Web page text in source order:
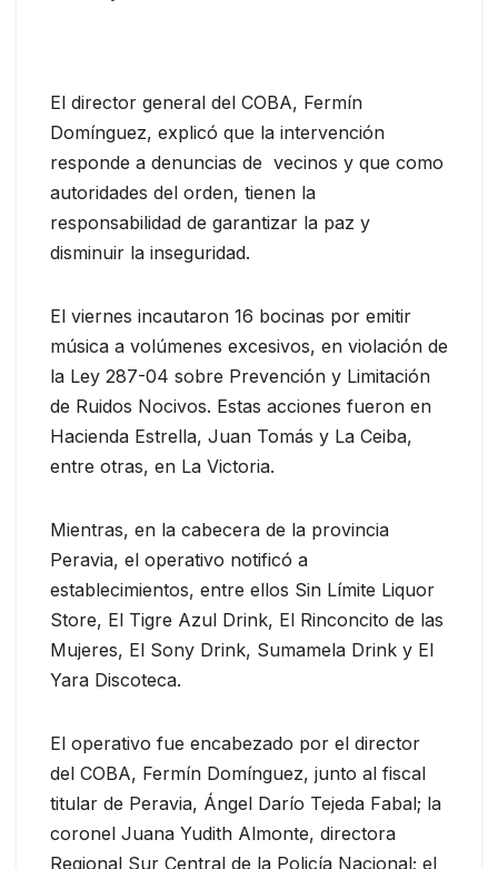
El director general del COBA, Fermín
Domínguez, explicó que la intervención
responde a denuncias de vecinos y que como
autoridades del orden, tienen la
responsabilidad de garantizar la paz y
disminuir la inseguridad.
El viernes incautaron 16 bocinas por emitir
música a volúmenes excesivos, en violación de
la Ley 287-04 sobre Prevención y Limitación
de Ruidos Nocivos. Estas acciones fueron en
Hacienda Estrella, Juan Tomás y La Ceiba,
entre otras, en La Victoria.
Mientras, en la cabecera de la provincia
Peravia, el operativo notificó a
establecimientos, entre ellos Sin Límite Liquor
Store, El Tigre Azul Drink, El Rinconcito de las
Mujeres, El Sony Drink, Sumamela Drink y El
Yara Discoteca.
El operativo fue encabezado por el director
del COBA, Fermín Domínguez, junto al fiscal
titular de Peravia, Ángel Darío Tejeda Fabal; la
coronel Juana Yudith Almonte, directora
Regional Sur Central de la Policía Nacional; el